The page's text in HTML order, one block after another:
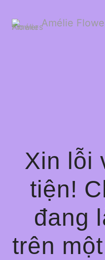
Amélie
Xin lỗi
tiện!
đang
trên